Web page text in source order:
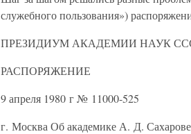
служебного пользования»)
ПРЕЗИДИУМ АКАДЕМИИ НАУК
РАСПОРЯЖЕНИЕ
9 апреля 1980 г № 11000-525
г. Москва Об академике А. Д. Сахарове